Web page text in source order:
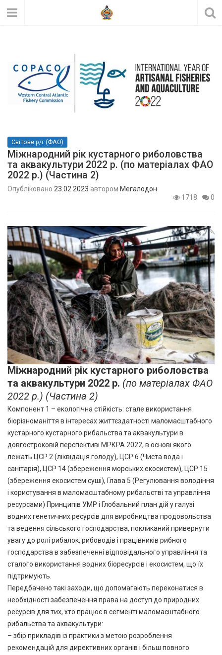
Світове р/г (ФАО)
Міжнародний рік кустарного риболовства
та аквакультури 2022 р. (по матеріалах ФАО
2022 р.) (Частина 2)
Опубліковано 23.02.2023 автором Мегалодон
1718
0
Міжнародний рік кустарного риболовства
та аквакультури 2022 р. (по матеріалах ФАО
2022 р.) (Частина 2)
Компонент 1 – екологічна стійкість: стале використання
біорізноманіття в інтересах життєздатності маломасштабного
кустарного кустарного рибальства та аквакультури в
довгостроковій перспективі МРКРА 2022, в основі якого
лежать ЦСР 2 (ліквідація голоду), ЦСР 6 (Чиста вода і
санітарія), ЦСР 14 (збереження морських екосистем), ЦСР 15
(збереження екосистем суші), Глава 5 (Регулювання володіння
і користування в маломасштабному рибальстві та управління
ресурсами) Принципів УМР і Глобальний план дій у галузі
водних генетичних ресурсів для виробництва продовольства
та ведення сільського господарства, покликаний привернути
увагу до ролі рибалок, рибоводів і працівників рибного
господарства в забезпеченні відповідального управління та
сталого використання водних біоресурсів і екосистем, що їх
підтримують.
Передбачено такі заходи, що допомагають переконатися в
необхідності забезпечення права на доступ до природних
ресурсів для тих, хто працює в сегменті маломасштабного
рибальства та аквакультури:
– збір прикладів із практики з метою розроблення
рекомендацій для директивних органів і більш повного